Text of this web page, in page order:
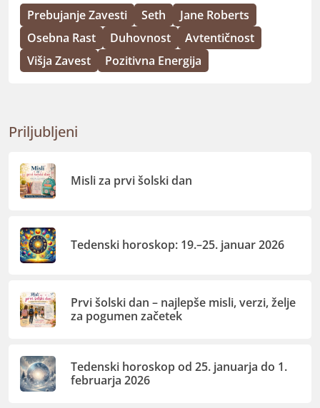
Prebujanje Zavesti Seth
Jane Roberts
Osebna Rast
Duhovnost
Avtentičnost
Višja Zavest
Pozitivna Energija
Priljubljeni
Misli za prvi šolski dan
Tedenski horoskop: 19.–25. januar 2026
Prvi šolski dan – najlepše misli, verzi, želje
za pogumen začetek
Tedenski horoskop od 25. januarja do 1.
februarja 2026